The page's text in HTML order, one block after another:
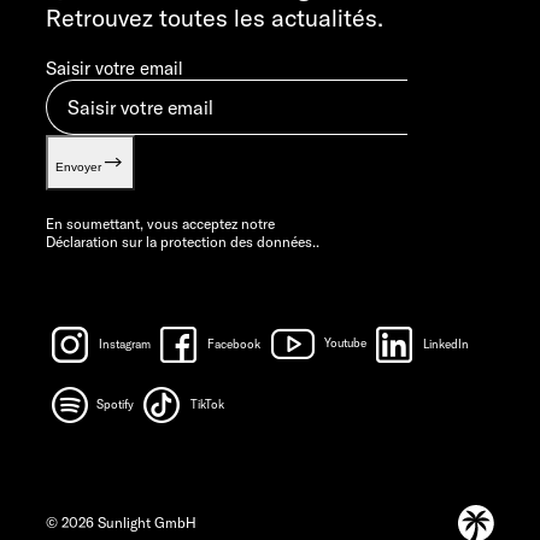
Retrouvez toutes les actualités.
Saisir votre email
Envoyer
En soumettant, vous acceptez notre
Déclaration sur la protection des données..
Instagram Facebook Youtube LinkedIn
Spotify TikTok
© 2026 Sunlight GmbH